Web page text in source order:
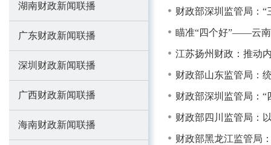
湖南财政新闻联播
广东财政新闻联播
深圳财政新闻联播
广西财政新闻联播
海南财政新闻联播
财政部深圳监管局：
瞄准“四个好”——云南
江苏扬州财政：推动
财政部山东监管局：
财政部深圳监管局：
财政部四川监管局：
财政部黑龙江监管局